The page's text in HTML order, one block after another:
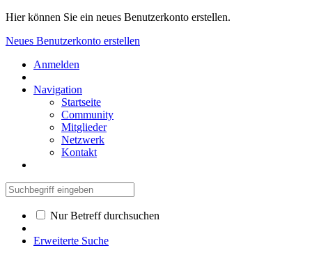
Hier können Sie ein neues Benutzerkonto erstellen.
Neues Benutzerkonto erstellen
Anmelden
Navigation
Startseite
Community
Mitglieder
Netzwerk
Kontakt
Nur Betreff durchsuchen
Erweiterte Suche